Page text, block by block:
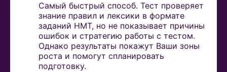
Самый быстрый способ. Тест проверяет
знание правил и лексики в формате
заданий НМТ, но не показывает причины
ошибок и стратегию работы с тестом.
Однако результаты покажут Ваши зоны
роста и помогут спланировать
подготовку.